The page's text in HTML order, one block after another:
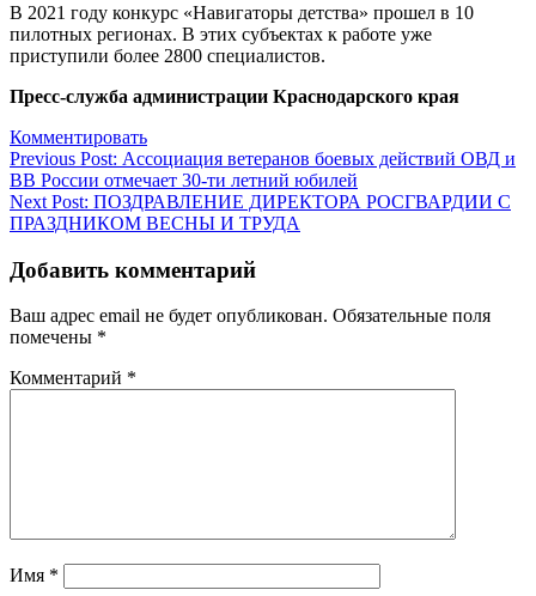
В 2021 году конкурс «Навигаторы детства» прошел в 10
пилотных регионах. В этих субъектах к работе уже
приступили более 2800 специалистов.
Пресс-служба администрации Краснодарского края
Комментировать
Навигация
по
записям
Previous Post: Ассоциация ветеранов боевых действий ОВД и
ВВ России отмечает 30-ти летний юбилей
Next Post: ПОЗДРАВЛЕНИЕ ДИРЕКТОРА РОСГВАРДИИ С
ПРАЗДНИКОМ ВЕСНЫ И ТРУДА
Добавить комментарий
Ваш адрес email не будет опубликован. Обязательные поля
помечены *
Комментарий *
Имя *